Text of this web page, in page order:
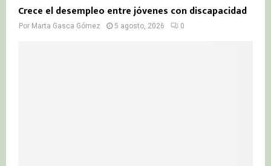
Crece el desempleo entre jóvenes con discapacidad
Por Marta Gasca Gómez 5 agosto, 2026 0